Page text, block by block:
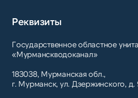
Реквизиты
Государственное областное
«Мурманскводоканал»
183038, Мурманская обл.,
г. Мурманск, ул. Дзержинского, д.